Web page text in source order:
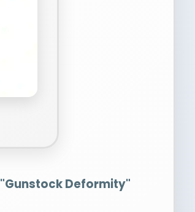
"Gunstock Deformity"